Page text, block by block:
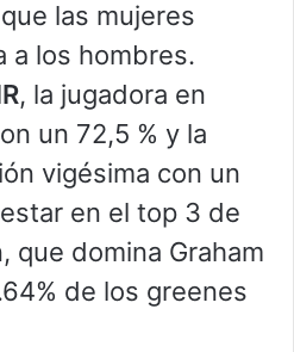
las mujeres
a los hombres.
, la jugadora en
un 72,5 % y la
vigésima con un
en el top 3 de
que domina Graham
de los greenes